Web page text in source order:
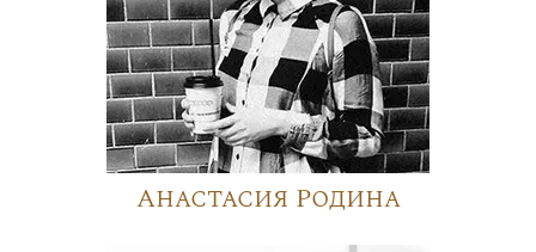
Анастасия Родина